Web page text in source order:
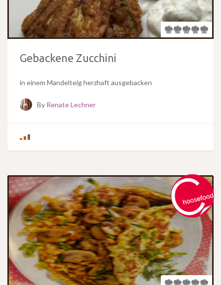
Gebackene Zucchini
in einem Mandelteig herzhaft ausgebacken
By Renate Lechner